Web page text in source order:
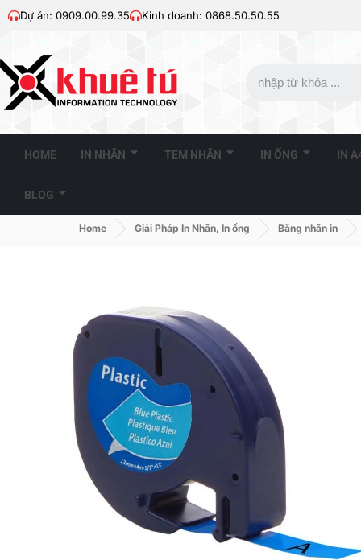
Dự án: 0909.00.99.35 Kinh doanh: 0868.50.50.55
HOME IN NHÃN TEM NHÃN IN ỐNG IN
BLOG
Home Giải Pháp In Nhãn, In ống Băng nhãn in